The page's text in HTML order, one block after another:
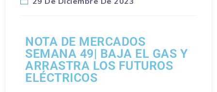
NOTA DE MERCADOS
SEMANA 49| BAJA EL GAS Y
ARRASTRA LOS FUTUROS
ELÉCTRICOS